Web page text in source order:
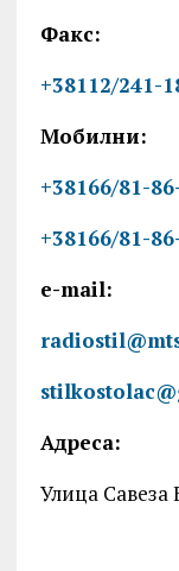
Факс:
+38112/241-
Мобилни:
+38166/81-
+38166/81-
e-mail:
Адреса:
Улица Савеза